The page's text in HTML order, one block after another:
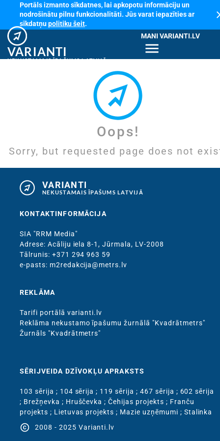
Portāls izmanto sīkdatnes, lai apkopotu informāciju un
nodrošinātu pilnu funkcionalitāti. Jūs varat iepazīties ar
sīkdatņupolitiku šeit.
VARIANTI
NEKUSTAMAIS ĪPAŠUMS LATVIJĀ
MANI VARIANTI.LV
menu
Oops!
Sorry, but requested page does not
VARIANTI
NEKUSTAMAIS ĪPAŠUMS LATVIJĀ
KONTAKTINFORMĀCIJA
SIA "RRM Media"
Adrese: Acāliju iela 8-1, Jūrmala, LV-2008
Тālrunis: +371 294 963 59
e-pasts: m2redakcija@metrs.lv
REKLĀMA
Tarifi portālā varianti.lv
Reklāma nekustamo īpašumu žurnālā "Kvadrātmetrs"
Žurnāls "Kvadrātmetrs"
SĒRIJVEIDA DZĪVOKĻU APRAKSTS
103 sērija ; 104 sērija ; 119 sērija ; 467 sērija ; 602 sērija
; Brežņevka ; Hruščevka ;Čehijas projekts ; Franču
projekts ; Lietuvas projekts ; Mazie uzņēmumi ; Stalinka
copyright 2008 - 2025 Varianti.lv